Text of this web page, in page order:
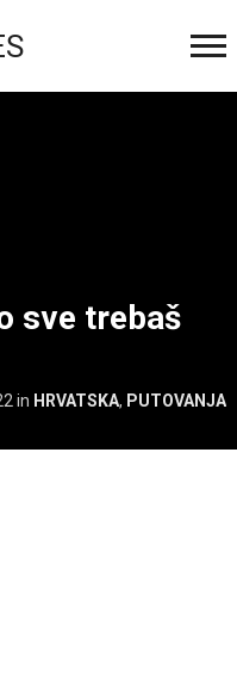
sve trebaš
in HRVATSKA, PUTOVANJA